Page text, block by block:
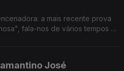
a mais recente prova
fala-nos de vários tempos e
José